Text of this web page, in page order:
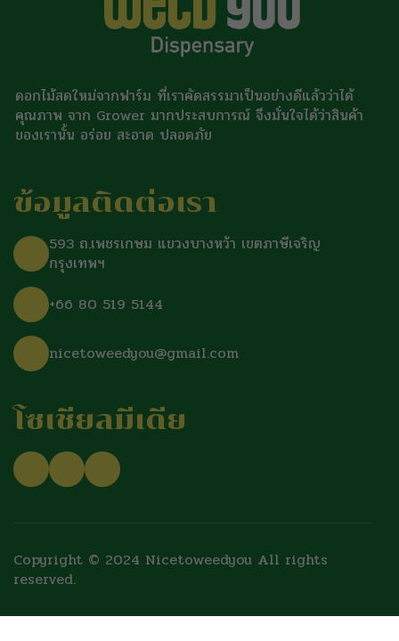
ดอกไม้สดใหม่จากฟาร์ม ที่เราคัดสรรมาเป็นอย่างดีแล้วว่าได้
คุณภาพ จาก Grower มากประสบการณ์ จึงมั่นใจได้ว่าสินค้า
ของเรานั้น อร่อย สะอาด ปลอดภัย
ข้อมูลติดต่อเรา
593 ถ.เพชรเกษม แขวงบางหว้า เขตภาษีเจริญ
กรุงเทพฯ
+66 80 519 5144
nicetoweedyou@gmail.com
โซเชียลมีเดีย
Copyright © 2024 Nicetoweedyou All rights
reserved.